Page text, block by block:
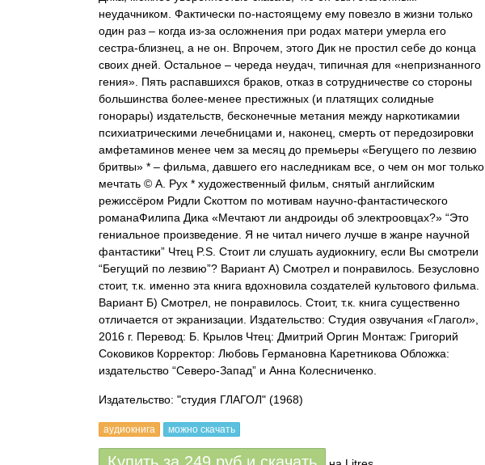
неудачником. Фактически по-настоящему ему повезло в жизни только
один раз – когда из-за осложнения при родах матери умерла его
сестра-близнец, а не он. Впрочем, этого Дик не простил себе до конца
своих дней. Остальное – череда неудач, типичная для «непризнанного
гения». Пять распавшихся браков, отказ в сотрудничестве со стороны
большинства более-менее престижных (и платящих солидные
гонорары) издательств, бесконечные метания между наркотикамии
психиатрическими лечебницами и, наконец, смерть от передозировки
амфетаминов менее чем за месяц до премьеры «Бегущего по лезвию
бритвы» * – фильма, давшего его наследникам все, о чем он мог только
мечтать © А. Рух * художественный фильм, снятый английским
режиссёром Ридли Скоттом по мотивам научно-фантастического
романаФилипа Дика «Мечтают ли андроиды об электроовцах?» “Это
гениальное произведение. Я не читал ничего лучше в жанре научной
фантастики” Чтец P.S. Стоит ли слушать аудиокнигу, если Вы смотрели
“Бегущий по лезвию”? Вариант А) Смотрел и понравилось. Безусловно
стоит, т.к. именно эта книга вдохновила создателей культового фильма.
Вариант Б) Смотрел, не понравилось. Стоит, т.к. книга существенно
отличается от экранизации. Издательство: Студия озвучания «Глагол»,
2016 г. Перевод: Б. Крылов Чтец: Дмитрий Оргин Монтаж: Григорий
Соковиков Корректор: Любовь Германовна Каретникова Обложка:
издательство “Северо-Запад” и Анна Колесниченко.
Издательство: "студия ГЛАГОЛ" (1968)
аудиокнига можно скачать